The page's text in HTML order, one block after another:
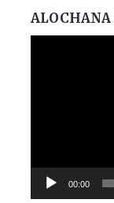
ALOCHANA
00:00